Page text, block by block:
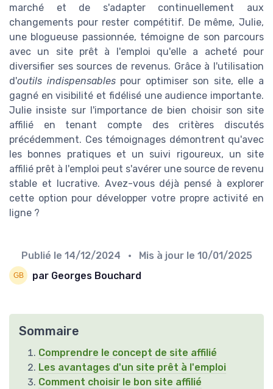
marché et de s'adapter continuellement aux
changements pour rester compétitif. De même, Julie,
une blogueuse passionnée, témoigne de son parcours
avec un site prêt à l'emploi qu'elle a acheté pour
diversifier ses sources de revenus. Grâce à l'utilisation
d'outils indispensablespour optimiser son site, elle a
gagné en visibilité et fidélisé une audience importante.
Julie insiste sur l'importance de bien choisir son site
affilié en tenant compte des critères discutés
précédemment. Ces témoignages démontrent qu'avec
les bonnes pratiques et un suivi rigoureux, un site
affilié prêt à l'emploi peut s'avérer une source de revenu
stable et lucrative. Avez-vous déjà pensé à explorer
cette option pour développer votre propre activité en
ligne ?
Publié le 14/12/2024 • Mis à jour le 10/01/2025
par Georges Bouchard
Sommaire
Comprendre le concept de site affilié
Les avantages d'un site prêt à l'emploi
Comment choisir le bon site affilié